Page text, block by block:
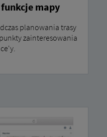
mapy
planowania trasy
zainteresowania